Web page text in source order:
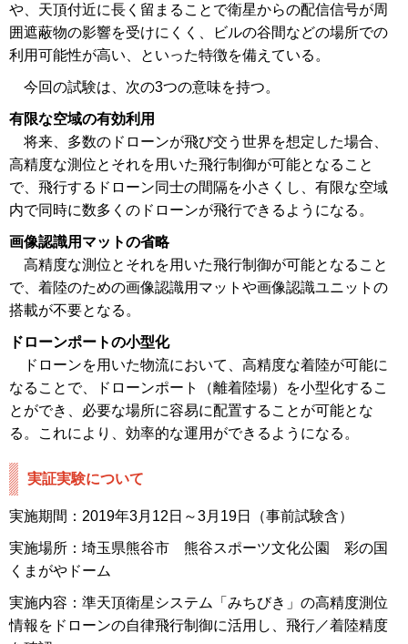
や、天頂付近に長く留まることで衛星からの配信信号が周
囲遮蔽物の影響を受けにくく、ビルの谷間などの場所での
利用可能性が高い、といった特徴を備えている。
今回の試験は、次の3つの意味を持つ。
有限な空域の有効利用
将来、多数のドローンが飛び交う世界を想定した場合、
高精度な測位とそれを用いた飛行制御が可能となること
で、飛行するドローン同士の間隔を小さくし、有限な空域
内で同時に数多くのドローンが飛行できるようになる。
画像認識用マットの省略
高精度な測位とそれを用いた飛行制御が可能となること
で、着陸のための画像認識用マットや画像認識ユニットの
搭載が不要となる。
ドローンポートの小型化
ドローンを用いた物流において、高精度な着陸が可能に
なることで、ドローンポート（離着陸場）を小型化するこ
とができ、必要な場所に容易に配置することが可能とな
る。これにより、効率的な運用ができるようになる。
実証実験について
実施期間：2019年3月12日～3月19日（事前試験含）
実施場所：埼玉県熊谷市 熊谷スポーツ文化公園 彩の国
くまがやドーム
実施内容：準天頂衛星システム「みちびき」の高精度測位
情報をドローンの自律飛行制御に活用し、飛行／着陸精度